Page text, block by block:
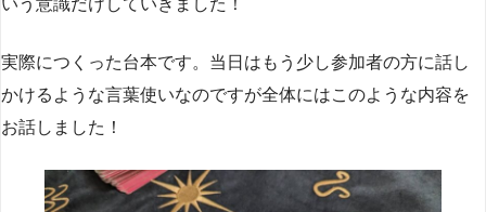
いう意識だけしていきました！
実際につくった台本です。当日はもう少し参加者の方に話し
かけるような言葉使いなのですが全体にはこのような内容を
お話しました！